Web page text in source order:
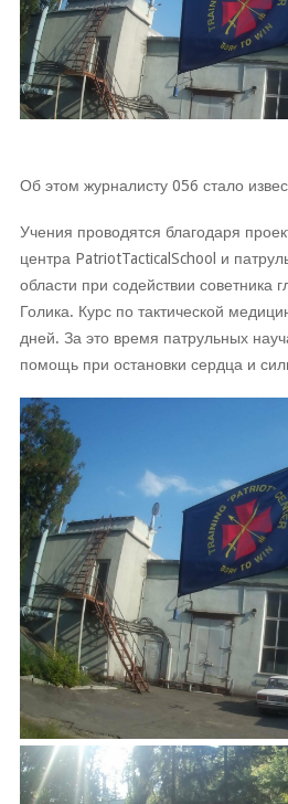
Об этом журналисту 056 стало
Учения проводятся благодаря
центра PatriotTacticalSchool и
области при содействии
Голика. Курс по тактической
дней. За это время патрульных
помощь при остановки сердца и